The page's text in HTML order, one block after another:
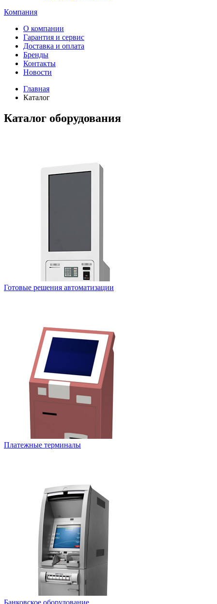
Компания
О компании
Гарантия и сервис
Доставка и оплата
Бренды
Контакты
Новости
Главная
Каталог
Каталог оборудования
Готовые решения автоматизации
Платежные терминалы
Банковское оборудование